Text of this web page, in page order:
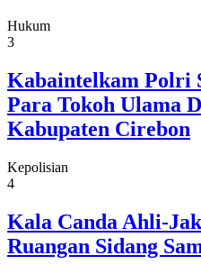
Hukum
3
Kabaintelkam Polri
Para Tokoh Ulama
Kabupaten Cirebon
Kepolisian
4
Kala Canda Ahli-
Ruangan Sidang